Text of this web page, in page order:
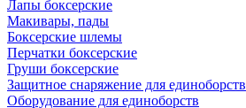
Лапы боксерские
Макивары, пады
Боксерские шлемы
Перчатки боксерские
Груши боксерские
Защитное снаряжение для единоборств
Оборудование для единоборств